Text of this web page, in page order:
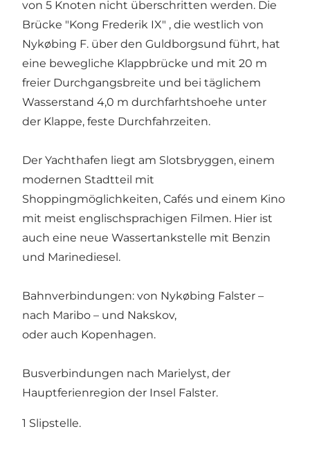
von 5 Knoten nicht überschritten werden. Die
Brücke "Kong Frederik IX" , die westlich von
Nykøbing F. über den Guldborgsund führt, hat
eine bewegliche Klappbrücke und mit 20 m
freier Durchgangsbreite und bei täglichem
Wasserstand 4,0 m durchfarhtshoehe unter
der Klappe, feste Durchfahrzeiten.
Der Yachthafen liegt am Slotsbryggen, einem
modernen Stadtteil mit
Shoppingmöglichkeiten, Cafés und einem Kino
mit meist englischsprachigen Filmen. Hier ist
auch eine neue Wassertankstelle mit Benzin
und Marinediesel.
Bahnverbindungen: von Nykøbing Falster –
nach Maribo – und Nakskov,
oder auch Kopenhagen.
Busverbindungen nach Marielyst, der
Hauptferienregion der Insel Falster.
1 Slipstelle.